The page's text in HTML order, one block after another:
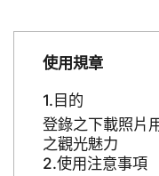
使用規章
目的
登錄之下載照片
之觀光魅力
使用注意事項